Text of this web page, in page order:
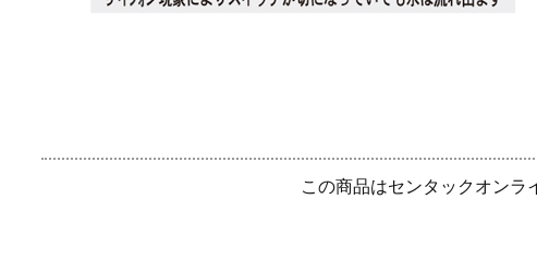
この商品はセンタックオンラ